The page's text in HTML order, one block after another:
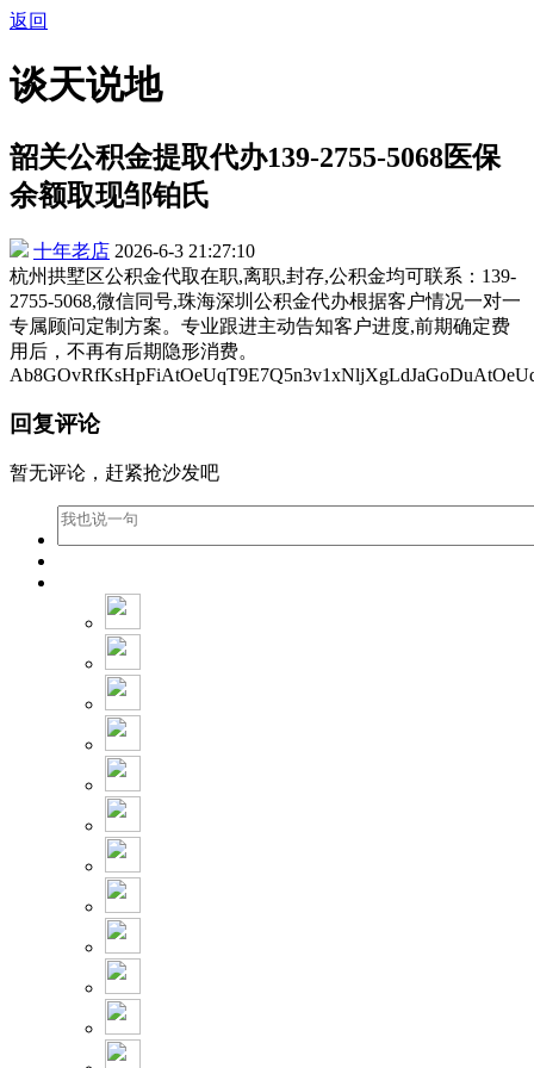
返回
谈天说地
韶关公积金提取代办139-2755-5068医保
余额取现邹铂氏
十年老店 2026-6-3 21:27:10
杭州拱墅区公积金代取在职,离职,封存,公积金均可联系：139-
2755-5068,微信同号,珠海深圳公积金代办根据客户情况一对一
专属顾问定制方案。专业跟进主动告知客户进度,前期确定费
用后，不再有后期隐形消费。
回复评论
暂无评论，赶紧抢沙发吧